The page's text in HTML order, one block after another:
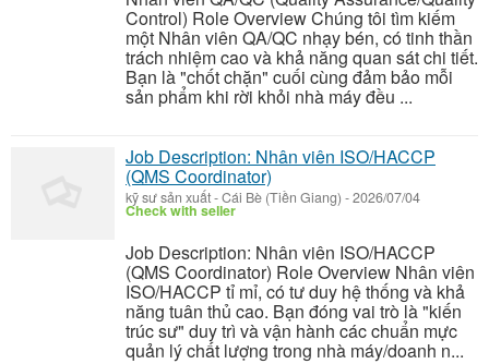
Control) Role Overview Chúng tôi tìm kiếm
một Nhân viên QA/QC nhạy bén, có tinh thần
trách nhiệm cao và khả năng quan sát chi tiết.
Bạn là "chốt chặn" cuối cùng đảm bảo mỗi
sản phẩm khi rời khỏi nhà máy đều ...
Job Description: Nhân viên ISO/HACCP
(QMS Coordinator)
kỹ sư sản xuất-Cái Bè (Tiền Giang) -2026/07/04
Check with seller
Job Description: Nhân viên ISO/HACCP
(QMS Coordinator) Role Overview Nhân viên
ISO/HACCP tỉ mỉ, có tư duy hệ thống và khả
năng tuân thủ cao. Bạn đóng vai trò là "kiến
trúc sư" duy trì và vận hành các chuẩn mực
quản lý chất lượng trong nhà máy/doanh n...